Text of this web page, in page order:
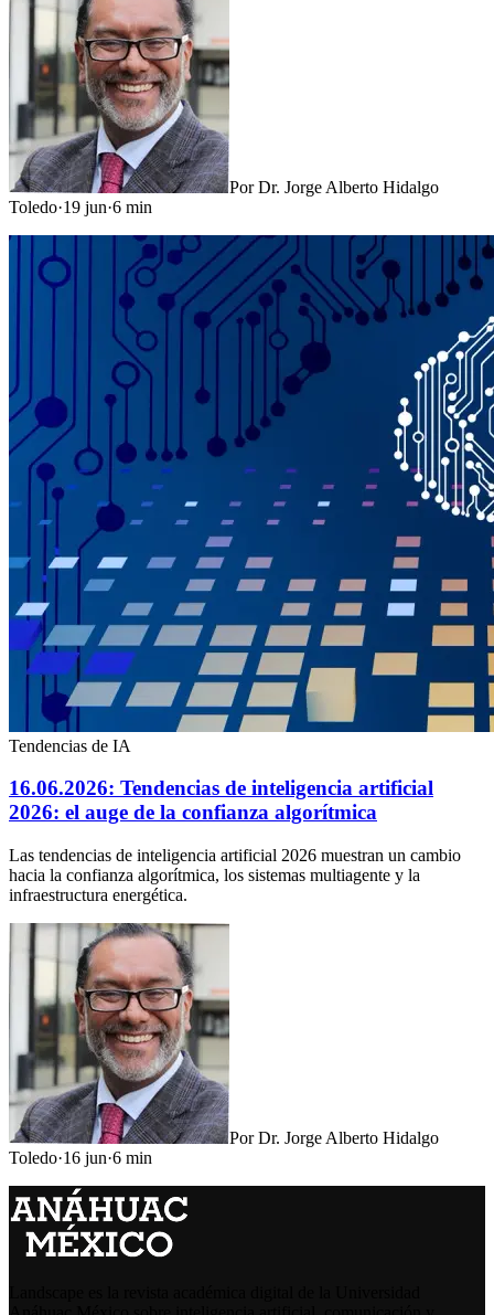
PorDr. Jorge Alberto Hidalgo
Toledo·19 jun·6 min
Tendencias de IA
16.06.2026: Tendencias de inteligencia artificial
2026: el auge de la confianza algorítmica
Las tendencias de inteligencia artificial 2026 muestran un cambio
hacia la confianza algorítmica, los sistemas multiagente y la
infraestructura energética.
PorDr. Jorge Alberto Hidalgo
Toledo·16 jun·6 min